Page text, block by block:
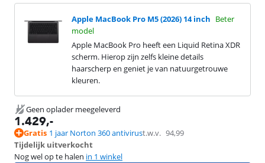
Apple MacBook Pro M5 (2026) 14 inch Beter
model
Apple MacBook Pro heeft een Liquid Retina XDR
scherm. Hierop zijn zelfs kleine details
haarscherp en geniet je van natuurgetrouwe
kleuren.
Geen oplader meegeleverd
1.429,-
Gratis 1 jaar Norton 360 antivirust.w.v. 94,99
Tijdelijk uitverkocht
Nog wel op te halen in 1 winkel